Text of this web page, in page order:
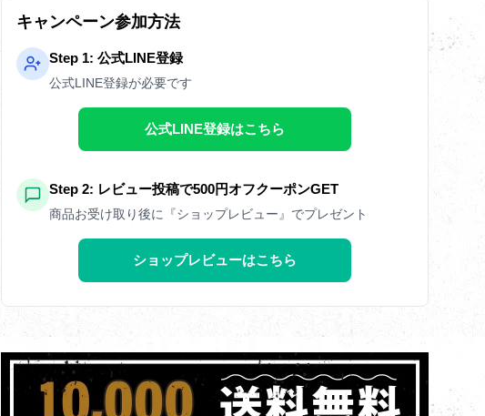
キャンペーン参加方法
Step 1: 公式LINE登録
公式LINE登録が必要です
公式LINE登録はこちら
Step 2: レビュー投稿で500円オフクーポンGET
商品お受け取り後に『ショップレビュー』でプレゼント
ショップレビューはこちら